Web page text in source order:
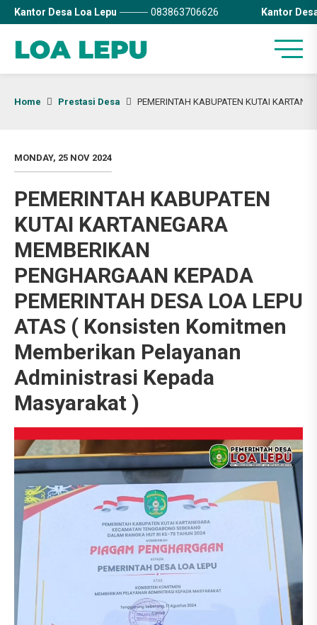
Kantor Desa Loa Lepu 083863706626 Kantor
Home Prestasi Desa PEMERINTAH KABUPATEN KUTAI
MONDAY, 25 NOV 2024
PEMERINTAH KABUPATEN
KUTAI KARTANEGARA
MEMBERIKAN
PENGHARGAAN KEPADA
PEMERINTAH DESA LOA LEPU
ATAS ( Konsisten Komitmen
Memberikan Pelayanan
Administrasi Kepada
Masyarakat )